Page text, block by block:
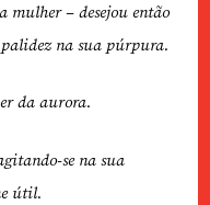
mulher – desejou então
na sua púrpura.
da aurora.
se na sua
útil.